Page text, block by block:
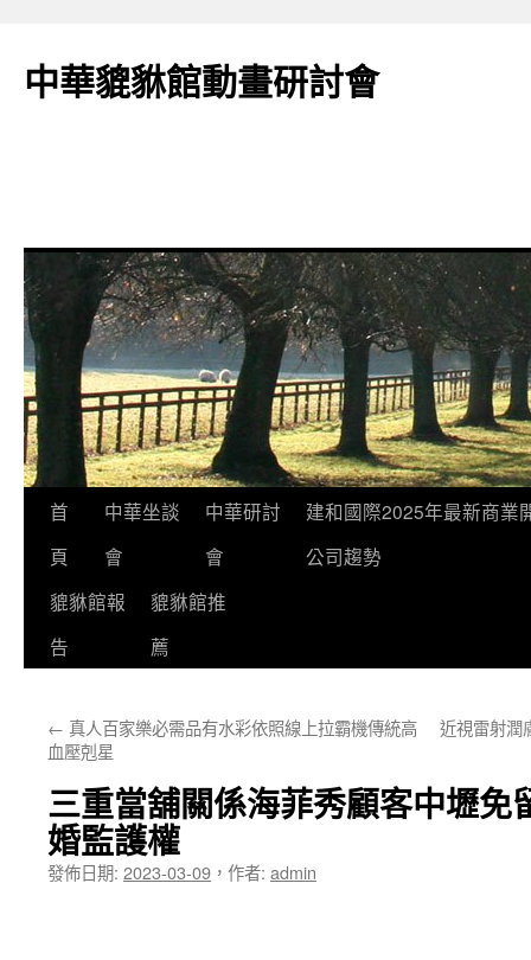
主
中華貔貅館動畫研討會
首
頁
中華坐談
會
中華研討
會
建和國際2025年最新商業
公司趨勢
貔貅館報
告
貔貅館推
薦
← 真人百家樂必需品有水彩依照線上拉霸機傳統高
血壓剋星
近視雷射潤
三重當舖關係海菲秀顧客中壢免
婚監護權
發佈日期: 2023-03-09 ， 作者: admin